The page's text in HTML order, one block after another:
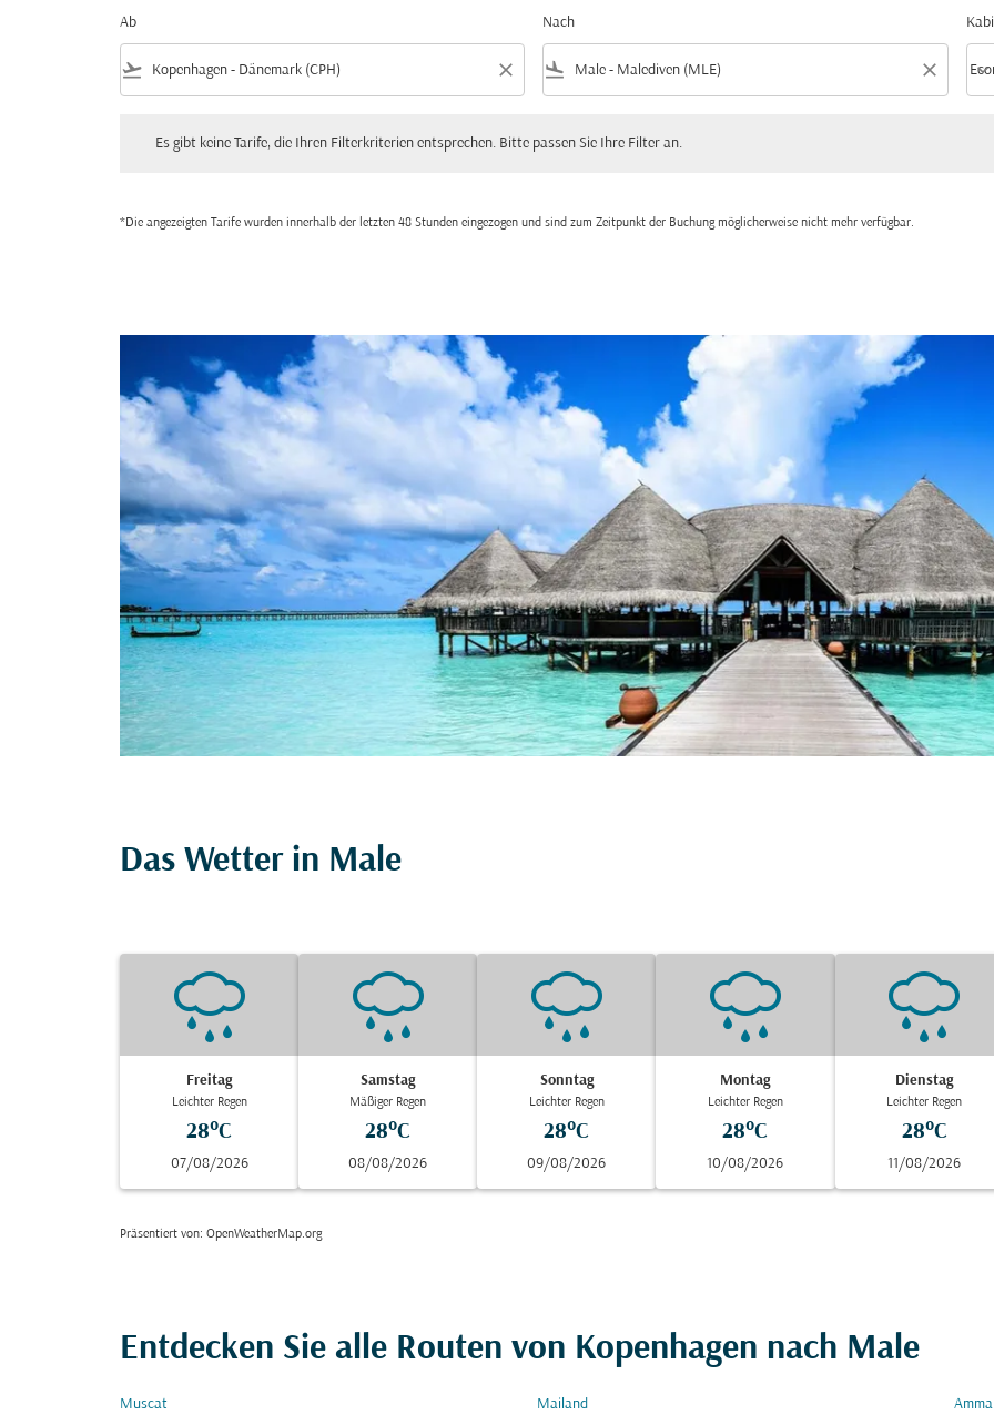
Ab
flight_takeoff close
Nach
flight_land close keyboard_arrow_down
Es gibt keine Tarife, die Ihren Filterkriterien entsprechen. Bitte passen Sie Ihre Filter an.
*Die angezeigten Tarife wurden innerhalb der letzten 48 Stunden eingezogen und sind zum Zeitpunkt der Buchung möglicherweise nicht mehr verfügbar.
Das Wetter in Male
Freitag
Leichter Regen
28°C
07/08/2026
Samstag
Mäßiger Regen
28°C
08/08/2026
Sonntag
Leichter Regen
28°C
09/08/2026
Montag
Leichter Regen
28°C
10/08/2026
Dienstag
Leichter Regen
28°C
11/08/2026
Präsentiert von: OpenWeatherMap.org
Entdecken Sie alle Routen von Kopenhagen nach Male
Muscat Mailand